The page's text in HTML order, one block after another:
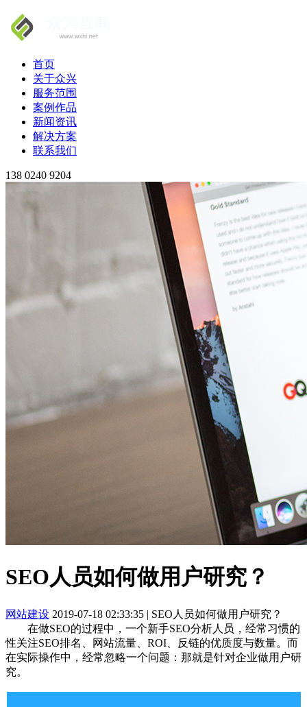
首页
关于众兴
服务范围
案例作品
新闻资讯
解决方案
联系我们
138 0240 9204
SEO人员如何做用户研究？
网站建设 2019-07-18 02:33:35 | SEO人员如何做用户研究？
在做SEO的过程中，一个新手SEO分析人员，经常习惯的
性关注SEO排名、网站流量、ROI、反链的优质度与数量。而
在实际操作中，经常忽略一个问题：那就是针对企业做用户研
究。